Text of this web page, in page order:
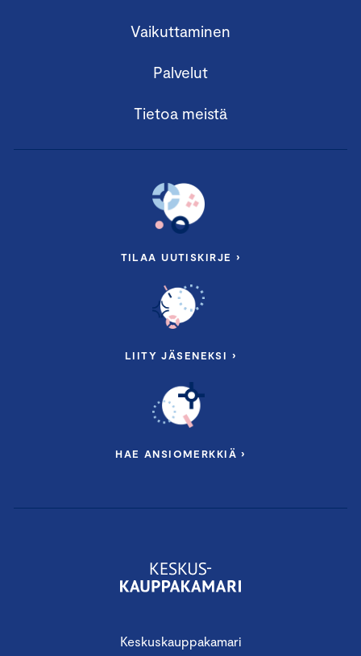
Keskuskauppakamari
Vaikuttaminen
Palvelut
Tietoa meistä
TILAA UUTISKIRJE ›
LIITY JÄSENEKSI ›
HAE ANSIOMERKKIÄ ›